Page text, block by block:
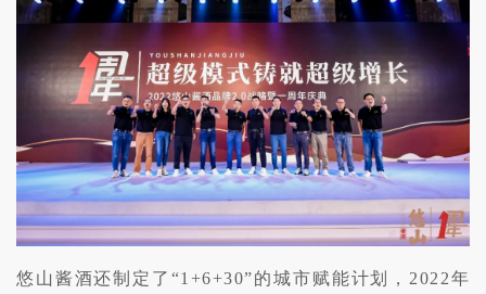
悠山酱酒还制定了“1+6+30”的城市赋能计划，2022年